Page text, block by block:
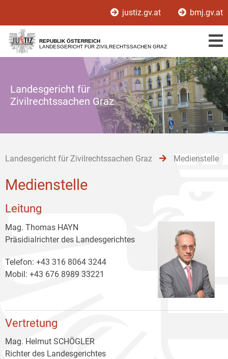
[1]
[2]
[3]
justiz.gv.at bmj.gv.at
REPUBLIK ÖSTERREICH
LANDESGERICHT FÜR ZIVILRECHTSSACHEN GRAZ
Landesgericht für
Zivilrechtssachen Graz
Landesgericht für Zivilrechtssachen Graz Medienstelle
Medienstelle
Leitung
Mag. Thomas HAYN
Präsidialrichter des Landesgerichtes
Telefon: +43 316 8064 3244
Mobil: +43 676 8989 33221
Vertretung
Mag. Helmut SCHÖGLER
Richter des Landesgerichtes